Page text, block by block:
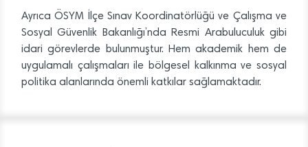
Ayrıca ÖSYM İlçe Sınav Koordinatörlüğü ve Çalışma ve
Sosyal Güvenlik Bakanlığı’nda Resmi Arabuluculuk gibi
idari görevlerde bulunmuştur. Hem akademik hem de
uygulamalı çalışmaları ile bölgesel kalkınma ve sosyal
politika alanlarında önemli katkılar sağlamaktadır.